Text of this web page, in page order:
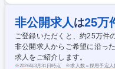
携を前提としたシステムアー
キュリティを含む設計・評価■
技術妥当性の確認■技術成果の
■担当業務の要件定義・実装・
を担うリーダー 募集職種 【京都】研究開発メンバー/ものづくりの未来を
変えるエッジコントロール技術
非公開求人 は25万
ご登録いただくと、約25万件
非公開求人からご希望に沿った
求人をご紹介します。
※2026年3月31日時点 ※求人数＝採用予定人